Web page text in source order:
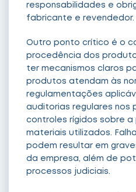
responsabilidades e
fabricante e revendedor.
Outro ponto crítico é o
procedência dos
ter mecanismos claros
produtos atendam às
regulamentações
auditorias regulares nos
controles rígidos sobre
materiais utilizados.
podem resultar em
da empresa, além de
processos judiciais.